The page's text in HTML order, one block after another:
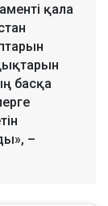
қала
басқа
–